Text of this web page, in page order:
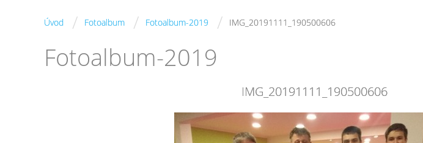
Úvod / Fotoalbum / Fotoalbum-2019 / IMG_20191111_190500606
Fotoalbum-2019
IMG_20191111_190500606